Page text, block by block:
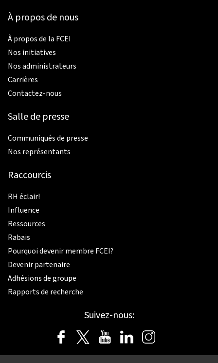
À propos de nous
À propos de la FCEI
Nos initiatives
Nos administrateurs
Carrières
Contactez-nous
Salle de presse
Communiqués de presse
Nos représentants
Raccourcis
RH éclair!
Influence
Ressources
Rabais
Pourquoi devenir membre FCEI?
Devenir partenaire
Adhésions de groupe
Rapports de recherche
Suivez-nous: